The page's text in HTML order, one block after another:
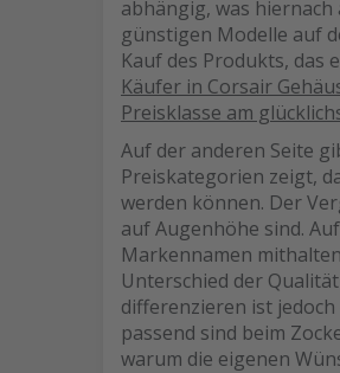
abhängig, was
günstigen Modelle auf
Kauf des Produkts, das
Käufer in Corsair
Preisklasse am
Auf der anderen Seite
Preiskategorien zeigt,
werden können. Der
auf Augenhöhe sind.
Markennamen
Unterschied der
differenzieren ist
passend sind beim
warum die eigenen